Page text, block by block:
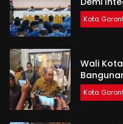
Kota
Wali
Kota